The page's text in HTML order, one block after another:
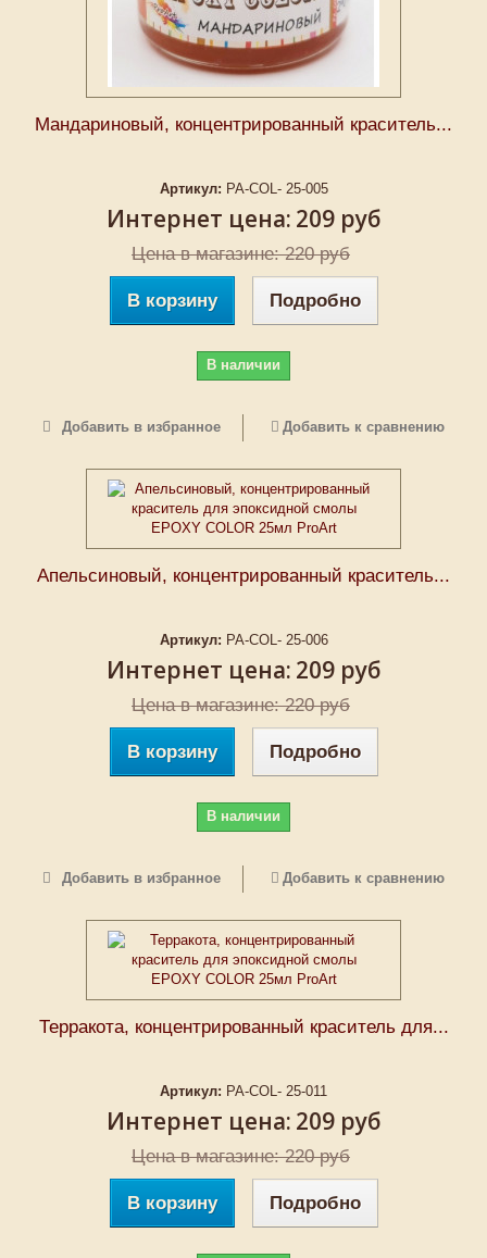
Мандариновый, концентрированный краситель...
Артикул: PA-COL- 25-005
Интернет цена: 209 руб
Цена в магазине: 220 руб
В корзину Подробно
В наличии
Добавить в избранное Добавить к сравнению
Апельсиновый, концентрированный краситель...
Артикул: PA-COL- 25-006
Интернет цена: 209 руб
Цена в магазине: 220 руб
В корзину Подробно
В наличии
Добавить в избранное Добавить к сравнению
Терракота, концентрированный краситель для...
Артикул: PA-COL- 25-011
Интернет цена: 209 руб
Цена в магазине: 220 руб
В корзину Подробно